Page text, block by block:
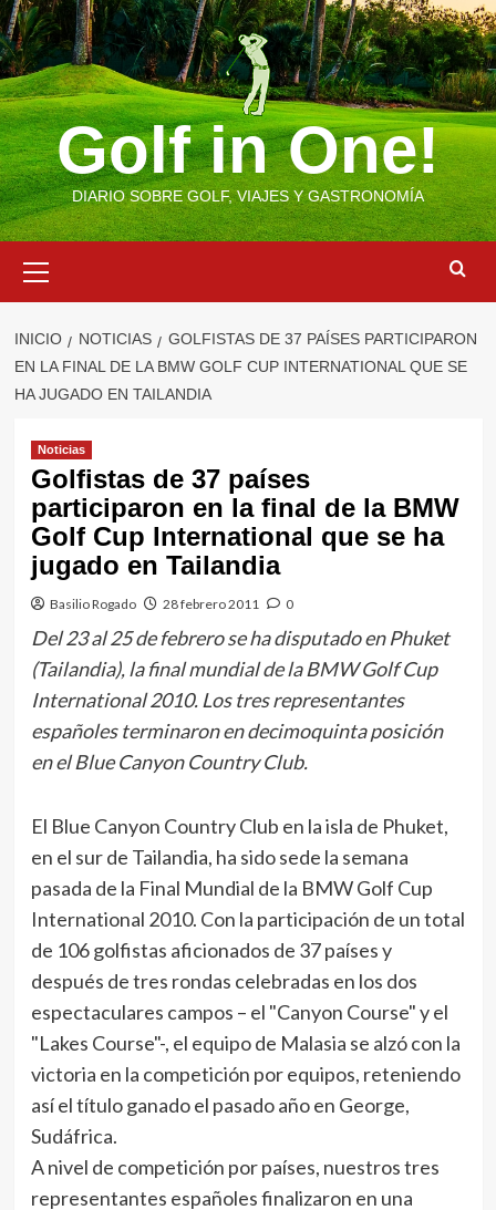
Saltar
al
contenido
Golf in One!
DIARIO SOBRE GOLF, VIAJES Y GASTRONOMÍA
primario
INICIO NOTICIAS
GOLFISTAS DE 37 PAÍSES PARTICIPARON
EN LA FINAL DE LA BMW GOLF CUP INTERNATIONAL QUE SE
HA JUGADO EN TAILANDIA
Noticias
Golfistas de 37 países
participaron en la final de la BMW
Golf Cup International que se ha
jugado en Tailandia
Basilio Rogado 28 febrero 2011 0
Del 23 al 25 de febrero se ha disputado en Phuket
(Tailandia), la final mundial de la BMW Golf Cup
International 2010. Los tres representantes
españoles terminaron en decimoquinta posición
en el Blue Canyon Country Club.
El Blue Canyon Country Club en la isla de Phuket,
en el sur de Tailandia, ha sido sede la semana
pasada de la Final Mundial de la BMW Golf Cup
International 2010. Con la participación de un total
de 106 golfistas aficionados de 37 países y
después de tres rondas celebradas en los dos
espectaculares campos – el "Canyon Course" y el
"Lakes Course"-, el equipo de Malasia se alzó con la
victoria en la competición por equipos, reteniendo
así el título ganado el pasado año en George,
Sudáfrica.
A nivel de competición por países, nuestros tres
representantes españoles finalizaron en una